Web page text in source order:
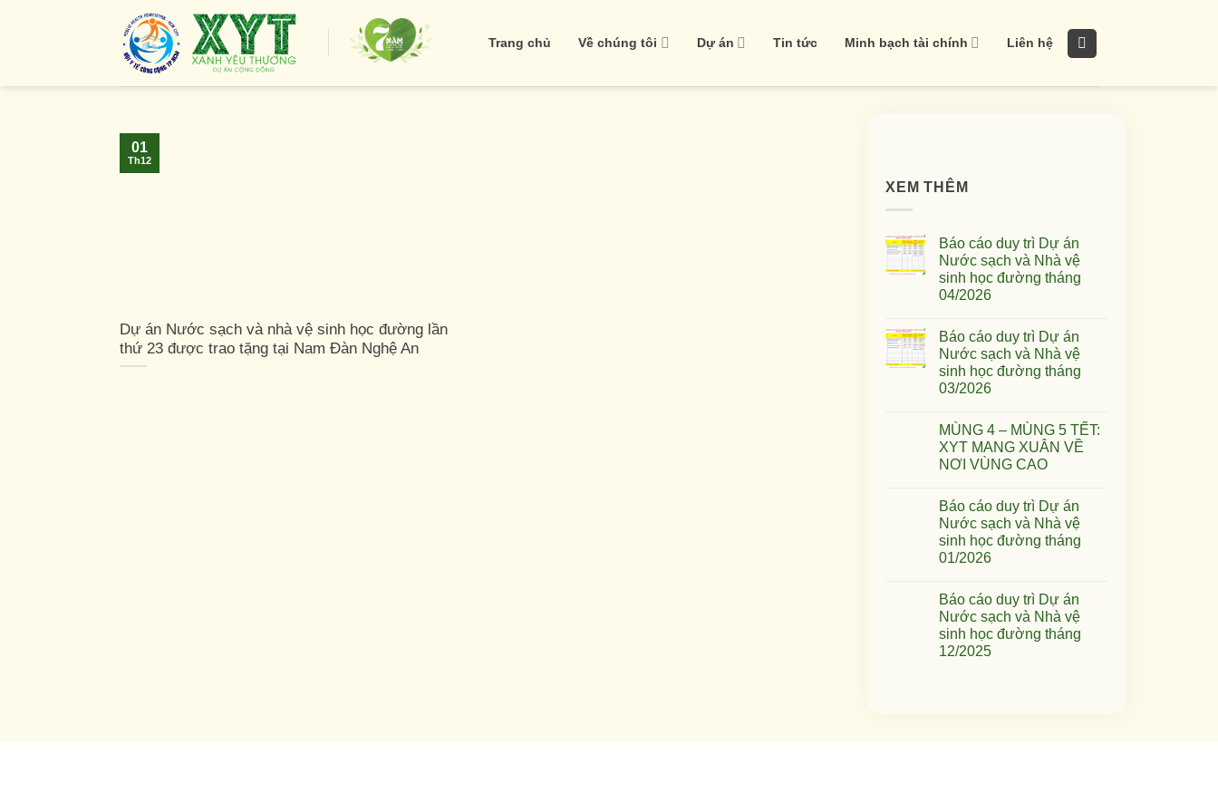
Trang chủ Về chúng tôi Dự án Tin tức Minh bạch tài chính Liên hệ
Dự án Nước sạch và nhà vệ sinh học đường lần
thứ 23 được trao tặng tại Nam Đàn Nghệ An
01
Th12
XEM THÊM
Báo cáo duy trì Dự án
Nước sạch và Nhà vệ
sinh học đường tháng
04/2026
Báo cáo duy trì Dự án
Nước sạch và Nhà vệ
sinh học đường tháng
03/2026
MÙNG 4 – MÙNG 5 TẾT:
XYT MANG XUÂN VỀ
NƠI VÙNG CAO
Báo cáo duy trì Dự án
Nước sạch và Nhà vệ
sinh học đường tháng
01/2026
Báo cáo duy trì Dự án
Nước sạch và Nhà vệ
sinh học đường tháng
12/2025